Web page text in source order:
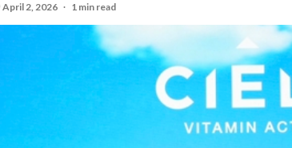
April 2, 2026 1 min read